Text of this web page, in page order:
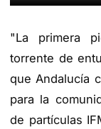
"La primera
torrente de
que Andalucía
para la
de partículas